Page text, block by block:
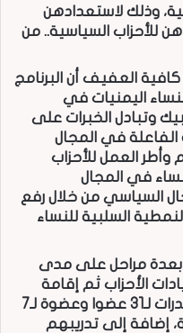
وذلك لاستعدادهن
للأحزاب السياسية.. من
العفيف أن البرنامج
اليمنيات في
وتبادل الخبرات على
الفاعلة في المجال
وأطر العمل للأحزاب
في المجال
السياسي من خلال رفع
السلبية للنساء
بعدة مراحل على مدى
الأحزاب ثم إقامة
لقاء تشاوري للأحزاب، ثم بناء القدرات لـ31 عضوا وعضوة لـ7
إضافة إلى تدريبهم